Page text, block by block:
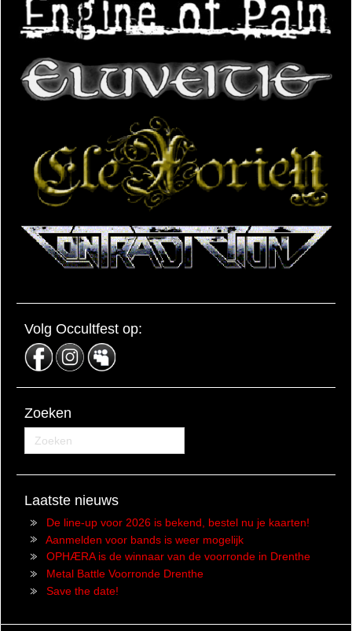
Volg Occultfest op:
Zoeken
Laatste nieuws
De line-up voor 2026 is bekend, bestel nu je kaarten!
Aanmelden voor bands is weer mogelijk
OPHÆRA is de winnaar van de voorronde in Drenthe
Metal Battle Voorronde Drenthe
Save the date!